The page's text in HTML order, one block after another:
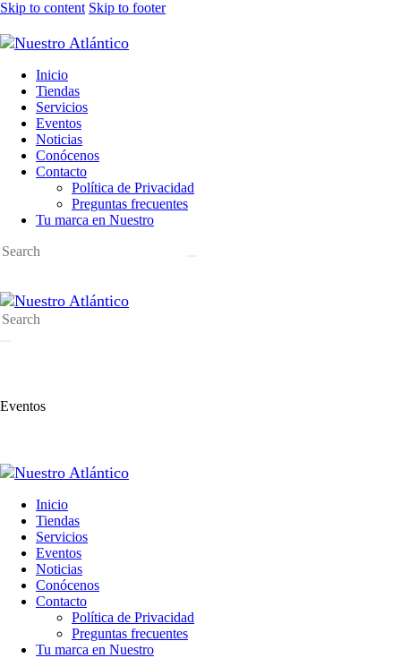
Skip to content Skip to footer
Inicio
Tiendas
Servicios
Eventos
Noticias
Conócenos
Contacto
Política de Privacidad
Preguntas frecuentes
Tu marca en Nuestro
Eventos
Inicio
Tiendas
Servicios
Eventos
Noticias
Conócenos
Contacto
Política de Privacidad
Preguntas frecuentes
Tu marca en Nuestro